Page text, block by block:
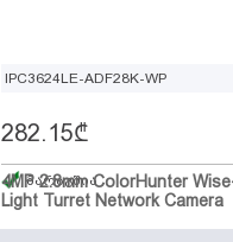
IPC3624LE-ADF28K-WP
4MP 2.8mm ColorHunter
Light Turret Network Camera
282.15₾
მარაგშია